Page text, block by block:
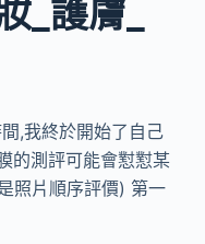
_護膚_
,我終於開始了自己
的測評可能會懟懟某
照片順序評價) 第一